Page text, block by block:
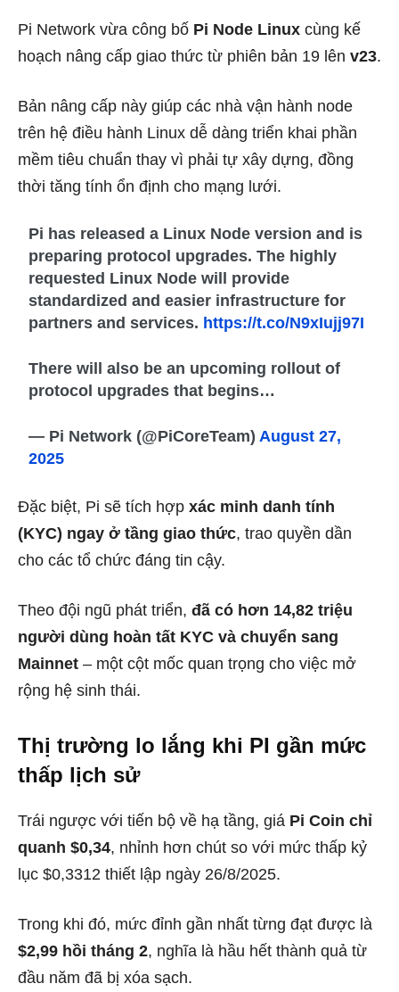
Pi Network vừa công bố Pi Node Linux cùng kế
hoạch nâng cấp giao thức từ phiên bản 19 lên v23.
Bản nâng cấp này giúp các nhà vận hành node
trên hệ điều hành Linux dễ dàng triển khai phần
mềm tiêu chuẩn thay vì phải tự xây dựng, đồng
thời tăng tính ổn định cho mạng lưới.
Pi has released a Linux Node version and is
preparing protocol upgrades. The highly
requested Linux Node will provide
standardized and easier infrastructure for
partners and services. https://t.co/N9xIujj97I
There will also be an upcoming rollout of
protocol upgrades that begins…
— Pi Network (@PiCoreTeam)August 27,
2025
Đặc biệt, Pi sẽ tích hợp xác minh danh tính
(KYC) ngay ở tầng giao thức, trao quyền dần
cho các tổ chức đáng tin cậy.
Theo đội ngũ phát triển, đã có hơn 14,82 triệu
người dùng hoàn tất KYC và chuyển sang
Mainnet – một cột mốc quan trọng cho việc mở
rộng hệ sinh thái.
Thị trường lo lắng khi PI gần mức
thấp lịch sử
Trái ngược với tiến bộ về hạ tầng, giá Pi Coin chỉ
quanh $0,34, nhỉnh hơn chút so với mức thấp kỷ
lục $0,3312 thiết lập ngày 26/8/2025.
Trong khi đó, mức đỉnh gần nhất từng đạt được là
$2,99 hồi tháng 2, nghĩa là hầu hết thành quả từ
đầu năm đã bị xóa sạch.